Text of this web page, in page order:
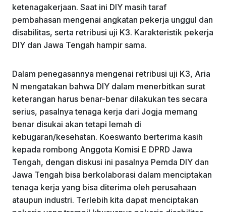
ketenagakerjaan. Saat ini DIY masih taraf
pembahasan mengenai angkatan pekerja unggul dan
disabilitas, serta retribusi uji K3. Karakteristik pekerja
DIY dan Jawa Tengah hampir sama.
Dalam penegasannya mengenai retribusi uji K3, Aria
N mengatakan bahwa DIY dalam menerbitkan surat
keterangan harus benar-benar dilakukan tes secara
serius, pasalnya tenaga kerja dari Jogja memang
benar disukai akan tetapi lemah di
kebugaran/kesehatan. Koeswanto berterima kasih
kepada rombong Anggota Komisi E DPRD Jawa
Tengah, dengan diskusi ini pasalnya Pemda DIY dan
Jawa Tengah bisa berkolaborasi dalam menciptakan
tenaga kerja yang bisa diterima oleh perusahaan
ataupun industri. Terlebih kita dapat menciptakan